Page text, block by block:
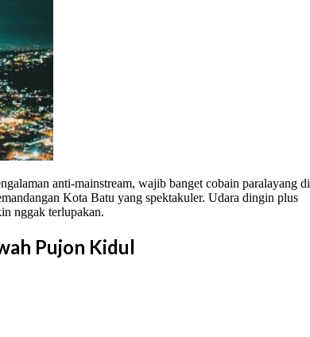
anti-mainstream, wajib banget cobain paralayang di
Kota Batu yang spektakuler. Udara dingin plus
nggak terlupakan.
Pujon Kidul